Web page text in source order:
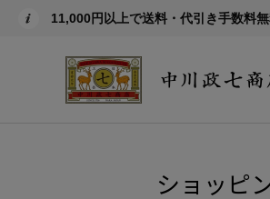
11,000円以上で送料・代引き手数料
ショッピ